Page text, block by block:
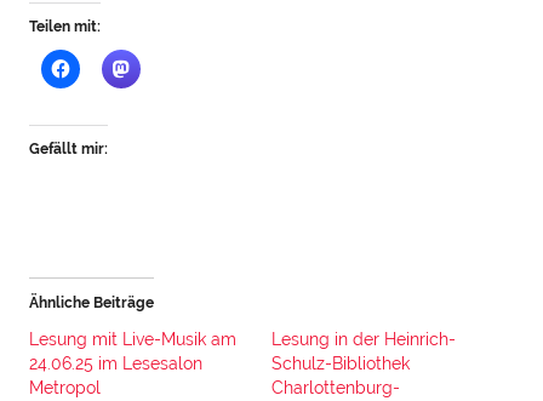
Teilen mit:
Gefällt mir:
Ähnliche Beiträge
Lesung mit Live-Musik am
24.06.25 im Lesesalon
Metropol
Lesung in der Heinrich-
Schulz-Bibliothek
Charlottenburg-